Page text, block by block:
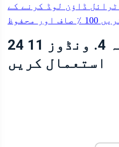
ڈاؤن لوڈ کرنے کے
صاف اور محفوظ
طریقہ 4. ونڈوز 11 24H2 ISO
استعمال کریں